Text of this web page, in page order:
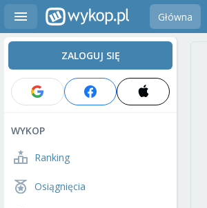
Główna
ZALOGUJ SIĘ
WYKOP
Ranking
Osiągnięcia